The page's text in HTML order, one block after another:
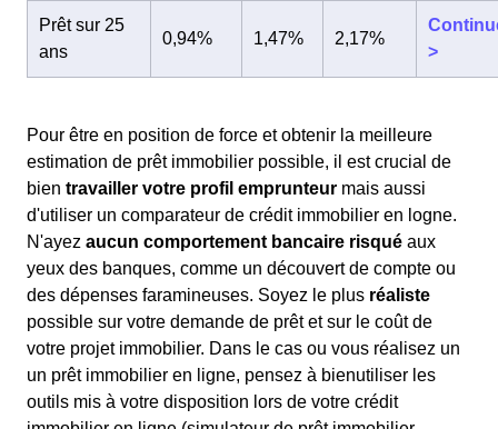
Prêt sur 25
ans
0,94% 1,47% 2,17%
>
Pour être en position de force et obtenir la meilleure
estimation de prêt immobilier possible, il est crucial de
bien travailler votre profil emprunteur mais aussi
d'utiliser un comparateur de crédit immobilier en logne.
N'ayez aucun comportement bancaire risqué aux
yeux des banques, comme un découvert de compte ou
des dépenses faramineuses. Soyez le plus réaliste
possible sur votre demande de prêt et sur le coût de
votre projet immobilier. Dans le cas ou vous réalisez un
un prêt immobilier en ligne, pensez à bienutiliser les
outils mis à votre disposition lors de votre crédit